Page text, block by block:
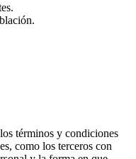
términos y condiciones
como los terceros con